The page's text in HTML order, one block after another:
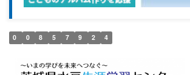
0 0 8 5 7 9 2 4